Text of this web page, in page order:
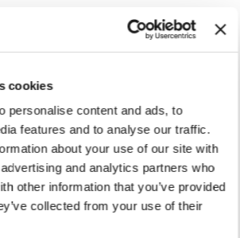
cookies
personalise content and ads, to
features and to analyse our traffic.
about your use of our site with
and analytics partners who
other information that you’ve provided
collected from your use of their
CONTENITORE TONDO